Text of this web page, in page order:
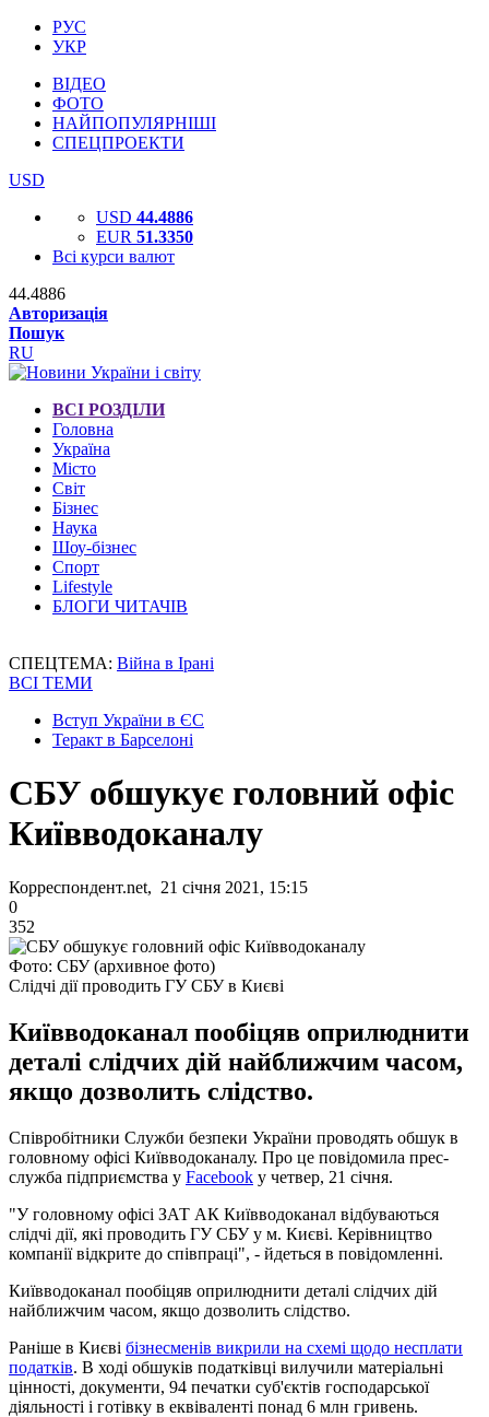
РУС
УКР
ВІДЕО
ФОТО
НАЙПОПУЛЯРНІШІ
СПЕЦПРОЕКТИ
USD
USD 44.4886
EUR 51.3350
Всі курси валют
44.4886
Авторизація
Пошук
RU
ВСІ РОЗДІЛИ
Головна
Україна
Місто
Світ
Бізнес
Наука
Шоу-бізнес
Спорт
Lifestyle
БЛОГИ ЧИТАЧІВ
СПЕЦТЕМА: Війна в Ірані
ВСІ ТЕМИ
Вступ України в ЄС
Теракт в Барселоні
СБУ обшукує головний офіс
Київводоканалу
Корреспондент.net, 21 січня 2021, 15:15
0
352
Фото: СБУ (архивное фото)
Слідчі дії проводить ГУ СБУ в Києві
Київводоканал пообіцяв оприлюднити
деталі слідчих дій найближчим часом,
якщо дозволить слідство.
Співробітники Служби безпеки України проводять обшук в
головному офісі Київводоканалу. Про це повідомила прес-
служба підприємства у Facebook у четвер, 21 січня.
"У головному офісі ЗАТ АК Київводоканал відбуваються
слідчі дії, які проводить ГУ СБУ у м. Києві. Керівництво
компанії відкрите до співпраці", - йдеться в повідомленні.
Київводоканал пообіцяв оприлюднити деталі слідчих дій
найближчим часом, якщо дозволить слідство.
Раніше в Києві бізнесменів викрили на схемі щодо несплати
податків. В ході обшуків податківці вилучили матеріальні
цінності, документи, 94 печатки суб'єктів господарської
діяльності і готівку в еквіваленті понад 6 млн гривень.